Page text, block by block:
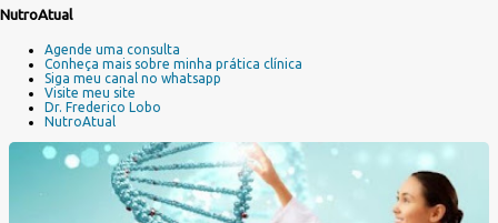
g
NutroAtual
Agende uma consulta
Conheça mais sobre minha prática clínica
Siga meu canal no whatsapp
Visite meu site
Dr. Frederico Lobo
NutroAtual